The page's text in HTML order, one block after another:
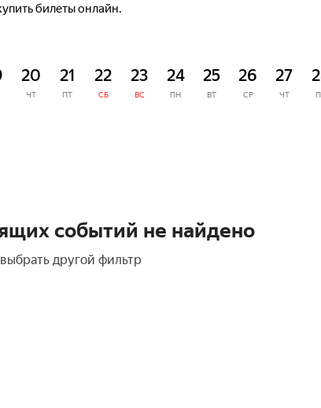
билеты онлайн.
20
ЧТ
21
ПТ
22
СБ
23
ВС
24
ПН
25
ВТ
26
СР
27
ЧТ
событий не найдено
другой фильтр